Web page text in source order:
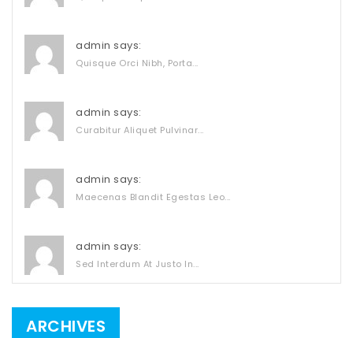
admin says:
Quisque Orci Nibh, Porta...
admin says:
Curabitur Aliquet Pulvinar...
admin says:
Maecenas Blandit Egestas Leo...
admin says:
Sed Interdum At Justo In...
ARCHIVES